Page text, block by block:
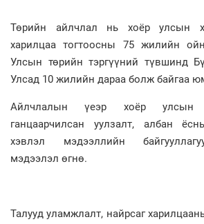
Төрийн айлчлал нь хоёр улсын
харилцаа тогтоосны 75 жилийн
Улсын төрийн тэргүүний түвшинд
Улсад 10 жилийн дараа болж байгаа
Айлчлалын үеэр хоёр улсын
ганцаарчилсан уулзалт, албан
хэвлэл мэдээллийн
мэдээлэл өгнө.
Талууд уламжлалт, найрсаг